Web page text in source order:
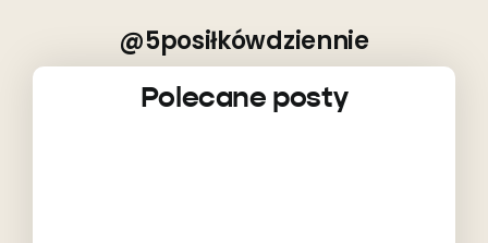
@5posiłkówdziennie
Polecane posty